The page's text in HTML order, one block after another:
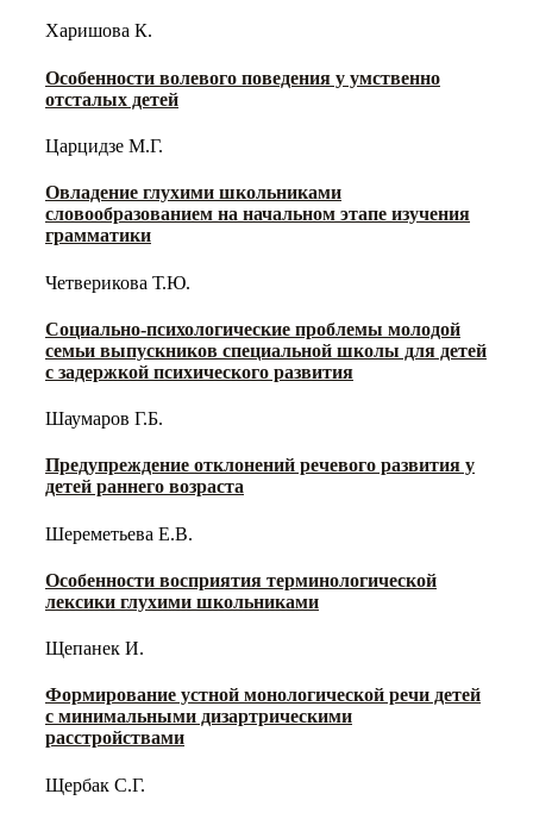
Харишова К.
Особенности волевого поведения у умственно
отсталых детей
Царцидзе М.Г.
Овладение глухими школьниками
словообразованием на начальном этапе изучения
грамматики
Четверикова Т.Ю.
Социально-психологические проблемы молодой
семьи выпускников специальной школы для детей
с задержкой психического развития
Шаумаров Г.Б.
Предупреждение отклонений речевого развития у
детей раннего возраста
Шереметьева Е.В.
Особенности восприятия терминологической
лексики глухими школьниками
Щепанек И.
Формирование устной монологической речи детей
с минимальными дизартрическими
расстройствами
Щербак С.Г.